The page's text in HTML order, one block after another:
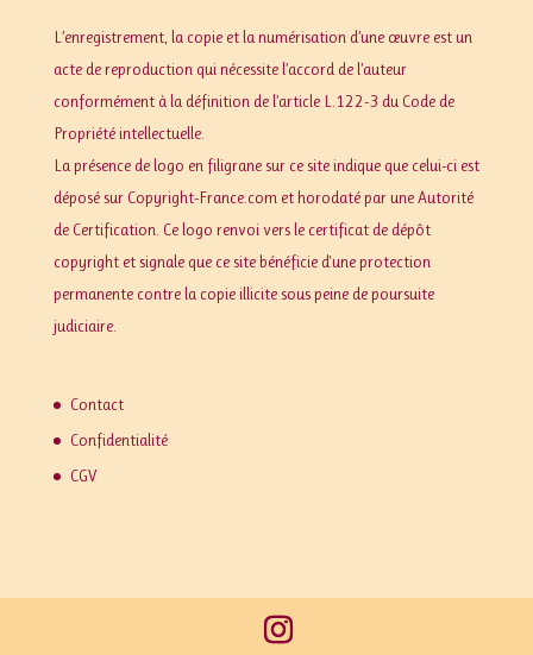
L’enregistrement, la copie et la numérisation d’une œuvre est un
acte de reproduction qui nécessite l’accord de l’auteur
conformément à la définition de l’article L.122-3 du Code de
Propriété intellectuelle.
La présence de logo en filigrane sur ce site indique que celui-ci est
déposé sur Copyright-France.com et horodaté par une Autorité
de Certification. Ce logo renvoi vers le certificat de dépôt
copyright et signale que ce site bénéficie d'une protection
permanente contre la copie illicite sous peine de poursuite
judiciaire.
Contact
Confidentialité
CGV